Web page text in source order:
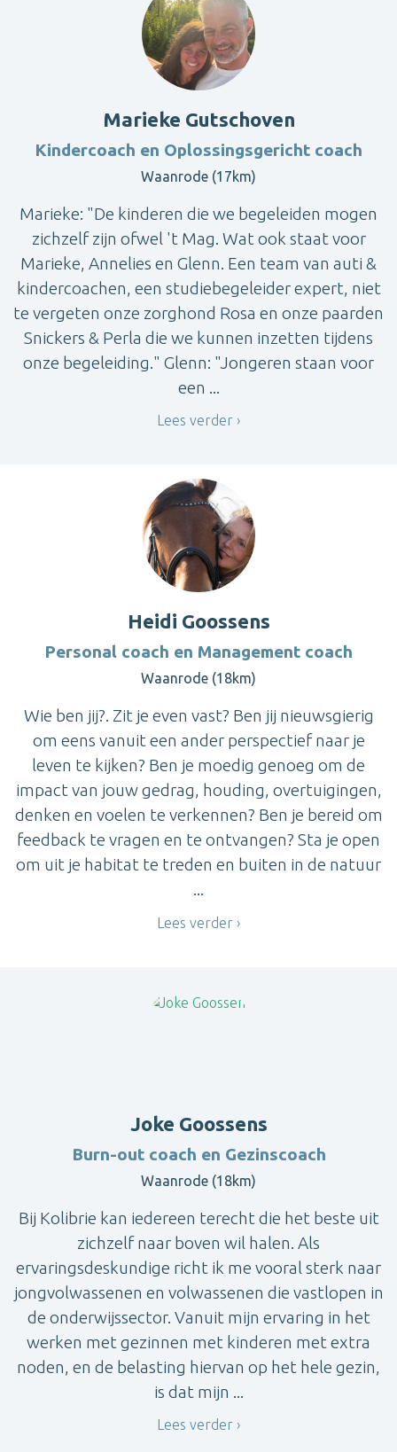
Marieke Gutschoven
Kindercoach en Oplossingsgericht coach
Waanrode (17km)
Marieke: "De kinderen die we begeleiden mogen
zichzelf zijn ofwel 't Mag. Wat ook staat voor
Marieke, Annelies en Glenn. Een team van auti &
kindercoachen, een studiebegeleider expert, niet
te vergeten onze zorghond Rosa en onze paarden
Snickers & Perla die we kunnen inzetten tijdens
onze begeleiding." Glenn: "Jongeren staan voor
een ...
Lees verder
Heidi Goossens
Personal coach en Management coach
Waanrode (18km)
Wie ben jij?. Zit je even vast? Ben jij nieuwsgierig
om eens vanuit een ander perspectief naar je
leven te kijken? Ben je moedig genoeg om de
impact van jouw gedrag, houding, overtuigingen,
denken en voelen te verkennen? Ben je bereid om
feedback te vragen en te ontvangen? Sta je open
om uit je habitat te treden en buiten in de natuur
...
Lees verder
Joke Goossens
Burn-out coach en Gezinscoach
Waanrode (18km)
Bij Kolibrie kan iedereen terecht die het beste uit
zichzelf naar boven wil halen. Als
ervaringsdeskundige richt ik me vooral sterk naar
jongvolwassenen en volwassenen die vastlopen in
de onderwijssector. Vanuit mijn ervaring in het
werken met gezinnen met kinderen met extra
noden, en de belasting hiervan op het hele gezin,
is dat mijn ...
Lees verder